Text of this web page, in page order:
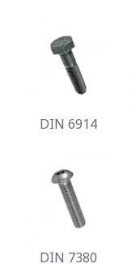
DIN 6914
DIN 7380